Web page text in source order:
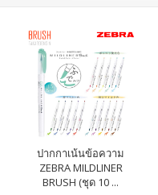
ปากกาเน้นข้อความ
ZEBRA MILDLINER
BRUSH (ชุด 10 ...